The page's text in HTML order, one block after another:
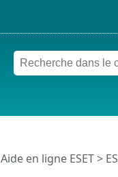
Aide en ligne ESET>